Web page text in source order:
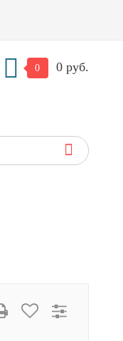
0 0 руб.